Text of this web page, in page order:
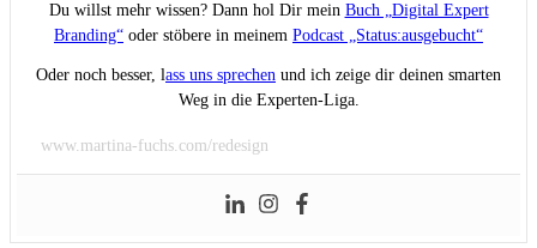
Du willst mehr wissen? Dann hol Dir mein Buch „Digital Expert
Branding“ oder stöbere in meinem Podcast „Status:ausgebucht“
Oder noch besser, lass uns sprechen und ich zeige dir deinen smarten
Weg in die Experten-Liga.
www.martina-fuchs.com/redesign